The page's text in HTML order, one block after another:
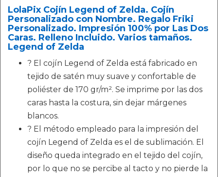
LolaPix Cojín Legend of Zelda. Cojín
Personalizado con Nombre. Regalo Friki
Personalizado. Impresión 100% por Las Dos
Caras. Relleno Incluido. Varios tamaños.
Legend of Zelda
? El cojín Legend of Zelda está fabricado en
tejido de satén muy suave y confortable de
poliéster de 170 gr/m². Se imprime por las dos
caras hasta la costura, sin dejar márgenes
blancos.
?️ El método empleado para la impresión del
cojín Legend of Zelda es el de sublimación. El
diseño queda integrado en el tejido del cojín,
por lo que no se percibe al tacto y no pierde la